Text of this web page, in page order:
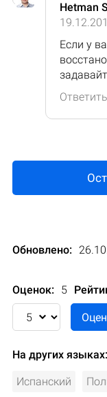
Hetman
Если у
Ответить
Обновлено:
Оценок: 5
На других языках:
Испанский